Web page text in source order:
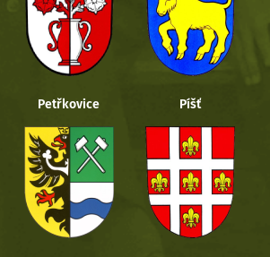
Petřkovice Píšť